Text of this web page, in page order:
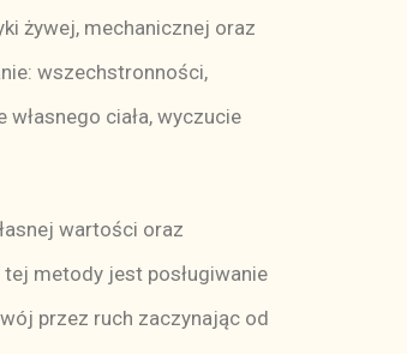
żywej, mechanicznej oraz
wszechstronności,
ciała, wyczucie
wartości oraz
metody jest posługiwanie
przez ruch zaczynając od